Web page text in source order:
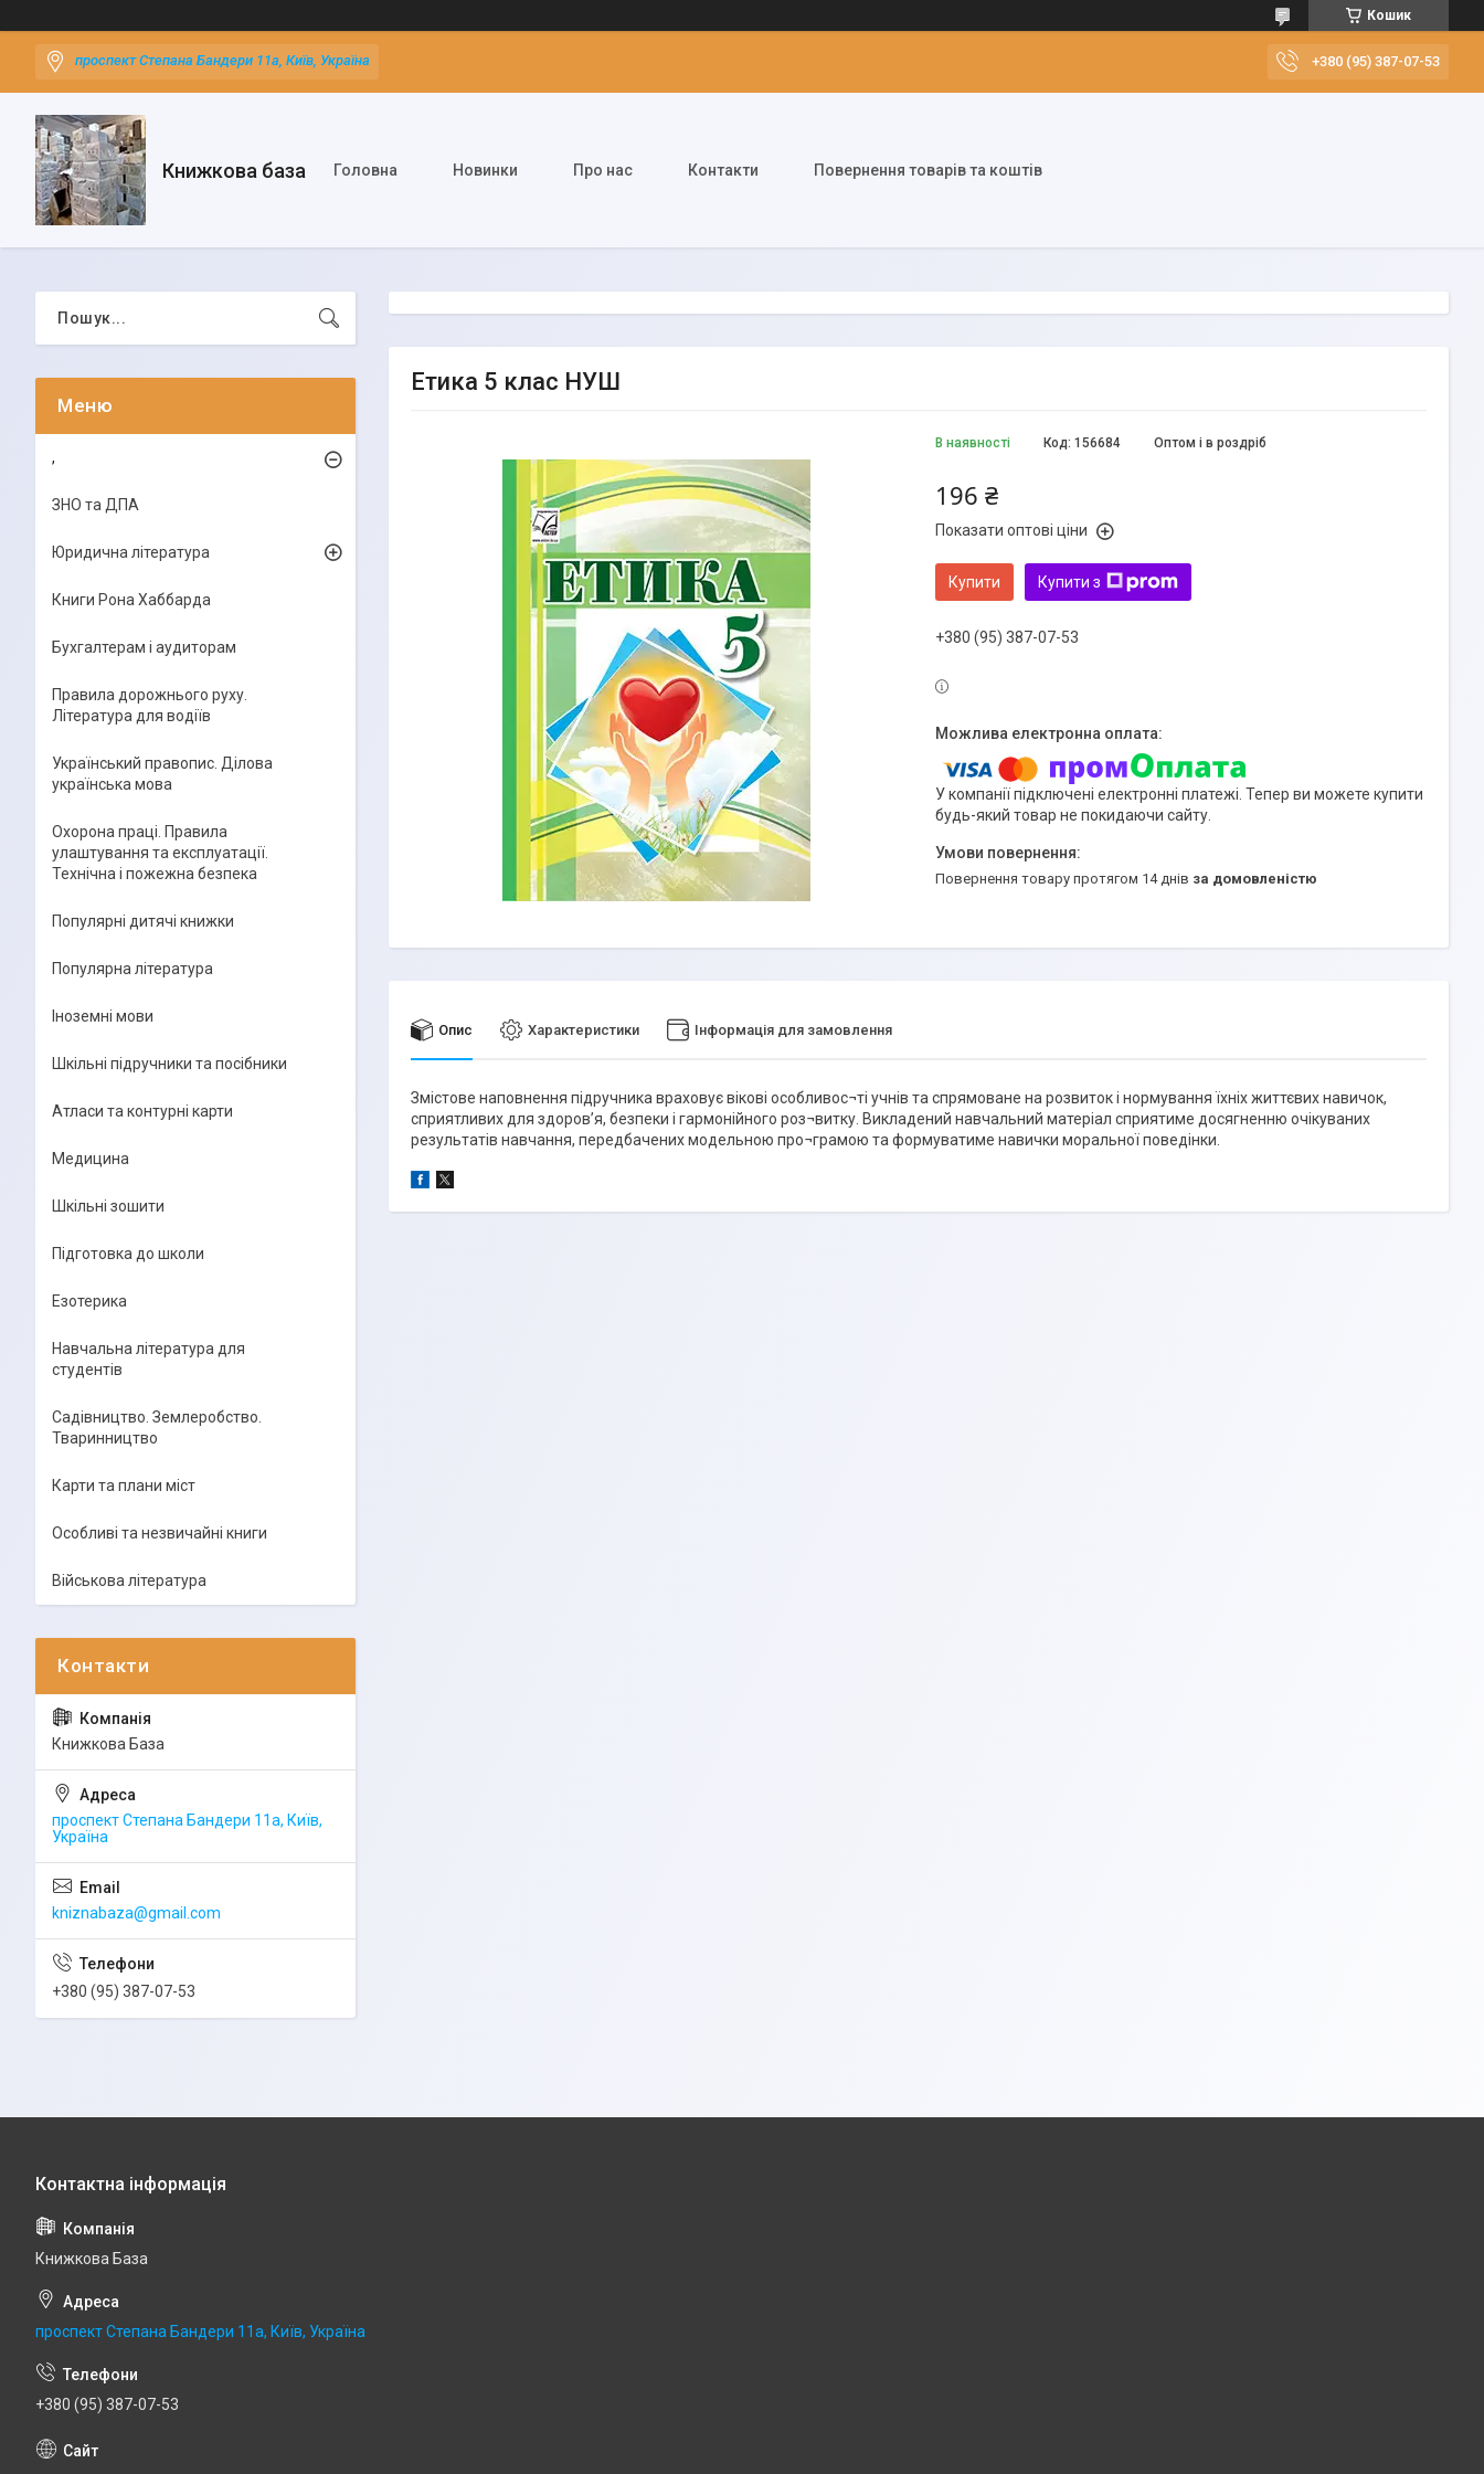
Кошик
проспект Степана Бандери 11а, Київ, Україна +380 (95) 387-07-53
Книжкова база Головна Новинки Про нас Контакти Повернення товарів та коштів
Етика 5 клас НУШ
В наявності Оптом і в роздріб
Код: 156684
196 ₴
Показати оптові ціни
Купити Купити з
+380 (95) 387-07-53
У компанії підключені електронні платежі. Тепер ви можете купити
будь-який товар не покидаючи сайту.
повернення товару протягом 14 днів за домовленістю
Опис Характеристики Інформація для замовлення
Змістове наповнення підручника враховує вікові особливос¬ті учнів та спрямоване на розвиток і нормування їхніх життєвих навичок,
сприятливих для здоров’я, безпеки і гармонійного роз¬витку. Викладений навчальний матеріал сприятиме досягненню очікуваних
результатів навчання, передбачених модельною про¬грамою та формуватиме навички моральної поведінки.
,
ЗНО та ДПА
Юридична література
Книги Рона Хаббарда
Бухгалтерам і аудиторам
Правила дорожнього руху.
Література для водіїв
Український правопис. Ділова
українська мова
Охорона праці. Правила
улаштування та експлуатації.
Технічна і пожежна безпека
Популярні дитячі книжки
Популярна література
Іноземні мови
Шкільні підручники та посібники
Атласи та контурні карти
Медицина
Шкільні зошити
Підготовка до школи
Езотерика
Навчальна література для
студентів
Садівництво. Землеробство.
Тваринництво
Карти та плани міст
Особливі та незвичайні книги
Військова література
Книжкова База
проспект Степана Бандери 11а, Київ,
Україна
kniznabaza@gmail.com
+380 (95) 387-07-53
Книжкова База
проспект Степана Бандери 11а, Київ, Україна
+380 (95) 387-07-53